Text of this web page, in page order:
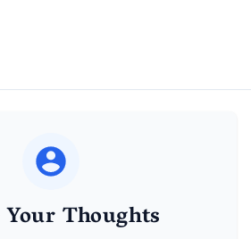
Thoughts